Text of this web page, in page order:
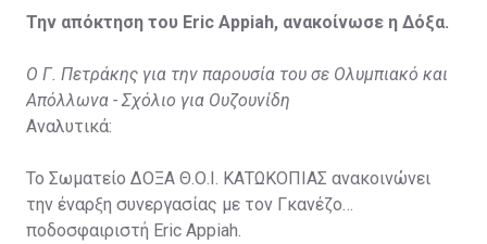
Την απόκτηση του Eric Appiah, ανακοίνωσε η Δόξα.
Ο Γ. Πετράκης για την παρουσία του σε Ολυμπιακό και
Απόλλωνα - Σχόλιο για Ουζουνίδη
Αναλυτικά:
Το Σωματείο ΔΟΞΑ Θ.Ο.Ι. ΚΑΤΩΚΟΠΙΑΣ ανακοινώνει
την έναρξη συνεργασίας με τον Γκανέζο
ποδοσφαιριστή Eric Appiah.